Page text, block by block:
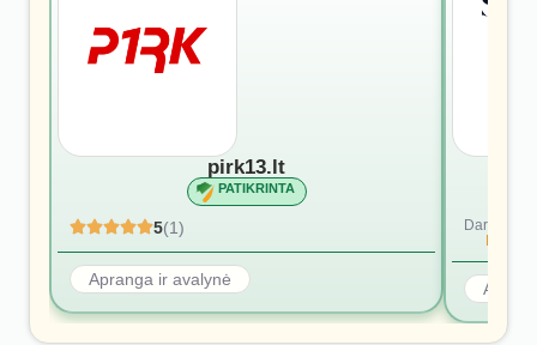
pirk13.lt
PATIKRINTA
5(1)
Apranga ir avalynė
Dar nėra